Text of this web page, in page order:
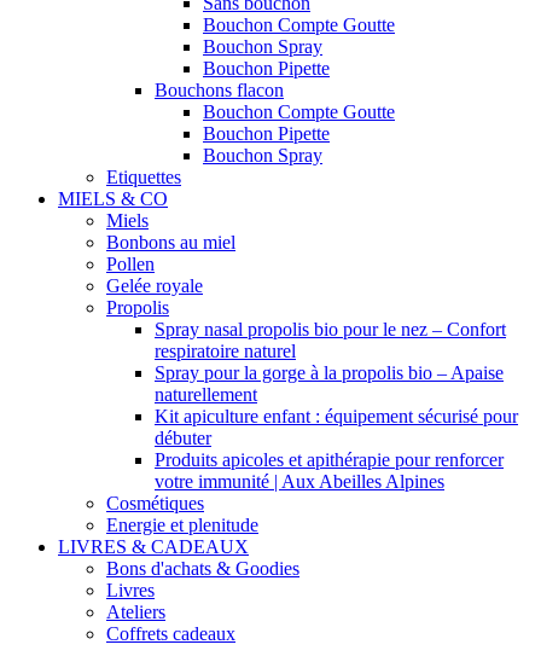
Bouchon Compte Goutte
Bouchon Spray
Bouchon Pipette
Bouchons flacon
Bouchon Compte Goutte
Bouchon Pipette
Bouchon Spray
Etiquettes
MIELS & CO
Miels
Bonbons au miel
Pollen
Gelée royale
Propolis
Spray nasal propolis bio pour le nez – Confort
respiratoire naturel
Spray pour la gorge à la propolis bio – Apaise
naturellement
Kit apiculture enfant : équipement sécurisé pour
débuter
Produits apicoles et apithérapie pour renforcer
votre immunité | Aux Abeilles Alpines
Cosmétiques
Energie et plenitude
LIVRES & CADEAUX
Bons d'achats & Goodies
Livres
Ateliers
Coffrets cadeaux